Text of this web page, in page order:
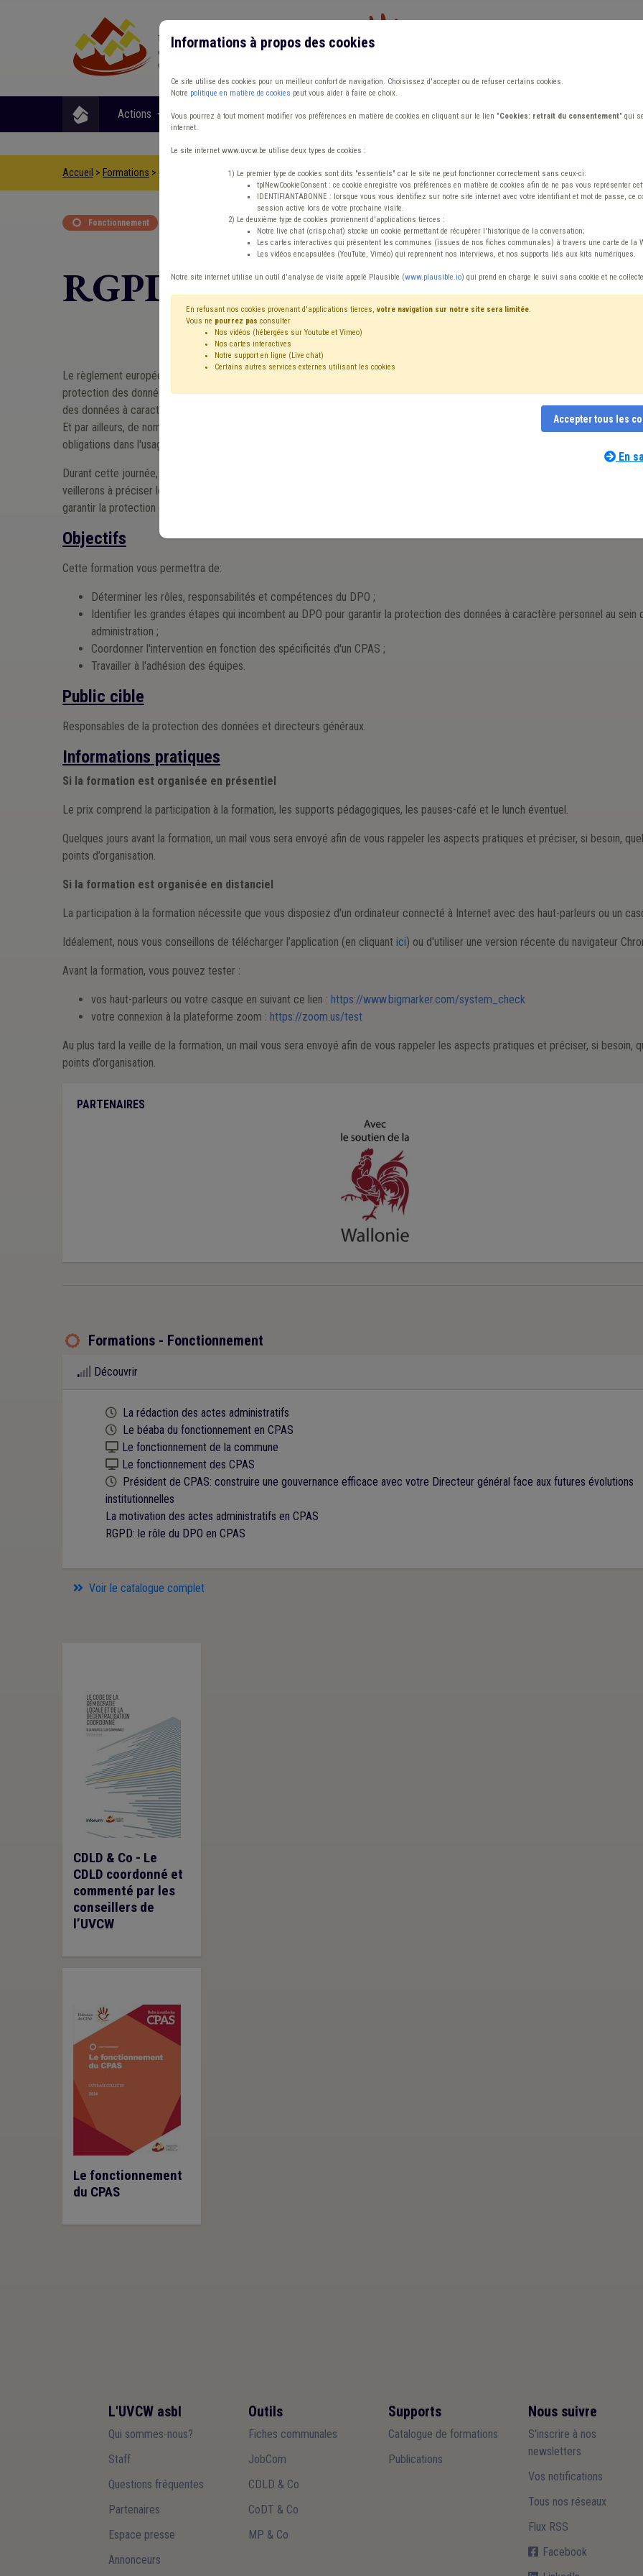
Actions Matières Formations Publications Outils Fiches
Accueil > Formations > Catalogue en ligne > RGPD: le rôle du DPO en CPAS
 Fonctionnement
RGPD: le rôle du DPO en CPAS
Le règlement européen relatif à la protection des données à caractère personnel (RGPD) impose la désignation d’un responsable
protection des données (DPO) à toutes les administrations locales. Ce dernier doit veiller, auprès de chaque service, à ce que la
des données à caractère personnel soit assurée. Cette matière est particulièrement sensible en CPAS eu égard aux missions
Et par ailleurs, de nombreuses procédures sont déjà mises en œuvre dans le cadre des législations sociales (charte de l'assuré
obligations dans l'usage de la BCSS, etc.).
Durant cette journée, nous préciserons en détail les rôles et responsabilités du DPO tels que fixés par le cadre réglementaire.
veillerons à préciser les compétences clés du DPO. Nous déterminerons également les grands chantiers spécifiques du DPO afin
garantir la protection des données à caractère personnel au sein de son administration.
Objectifs
Cette formation vous permettra de:
Déterminer les rôles, responsabilités et compétences du DPO ;
Identifier les grandes étapes qui incombent au DPO pour garantir la protection des données à caractère personnel au sein
administration ;
Coordonner l'intervention en fonction des spécificités d'un CPAS ;
Travailler à l'adhésion des équipes.
Public cible
Responsables de la protection des données et directeurs généraux.
Informations pratiques
Si la formation est organisée en présentiel
Le prix comprend la participation à la formation, les supports pédagogiques, les pauses-café et le lunch éventuel.
Quelques jours avant la formation, un mail vous sera envoyé afin de vous rappeler les aspects pratiques et préciser, si besoin,
points d’organisation.
Si la formation est organisée en distanciel
La participation à la formation nécessite que vous disposiez d'un ordinateur connecté à Internet avec des haut-parleurs ou un
Idéalement, nous vous conseillons de télécharger l’application (en cliquant ici) ou d'utiliser une version récente du navigateur
Avant la formation, vous pouvez tester :
vos haut-parleurs ou votre casque en suivant ce lien : https://www.bigmarker.com/system_check
votre connexion à la plateforme zoom : https://zoom.us/test
Au plus tard la veille de la formation, un mail vous sera envoyé afin de vous rappeler les aspects pratiques et préciser, si besoin,
points d’organisation.
PARTENAIRES
 Formations - Fonctionnement
Découvrir
Cette formation est programmée
La rédaction des actes administratifs
Cette formation est programmée
Le béaba du fonctionnement en CPAS
Kit numérique gratuit
Le fonctionnement de la commune
Kit numérique gratuit
Le fonctionnement des CPAS
Cette formation est programmée
Président de CPAS: construire une gouvernance efficace avec votre Directeur général face aux futures évolutions
institutionnelles
La motivation des actes administratifs en CPAS
RGPD: le rôle du DPO en CPAS
Voir le catalogue complet
CDLD & Co - Le
CDLD coordonné et
commenté par les
conseillers de
l’UVCW
Le fonctionnement
du CPAS
L'UVCW asbl
Qui sommes-nous?
Staff
Questions fréquentes
Partenaires
Espace presse
Annonceurs
Outils
Fiches communales
JobCom
CDLD & Co
CoDT & Co
MP & Co
Supports
Catalogue de formations
Publications
Nous suivre
S'inscrire à nos
newsletters
Vos notifications
Tous nos réseaux
Flux RSS
Facebook
Informations à propos des cookies
Ce site utilise des cookies pour un meilleur confort de navigation. Choisissez d'accepter ou de refuser certains cookies.
Notre politique en matière de cookies peut vous aider à faire ce choix.
Vous pourrez à tout moment modifier vos préférences en matière de cookies en cliquant sur le lien "Cookies: retrait du consentement" qui
internet.
Le site internet www.uvcw.be utilise deux types de cookies :
1) Le premier type de cookies sont dits "essentiels" car le site ne peut fonctionner correctement sans ceux-ci:
tplNewCookieConsent : ce cookie enregistre vos préférences en matière de cookies afin de ne pas vous représenter
IDENTIFIANTABONNE : lorsque vous vous identifiez sur notre site internet avec votre identifiant et mot de passe, ce
session active lors de votre prochaine visite.
2) Le deuxième type de cookies proviennent d'applications tierces :
Notre live chat (crisp.chat) stocke un cookie permettant de récupérer l'historique de la conversation;
Les cartes interactives qui présentent les communes (issues de nos fiches communales) à travers une carte de la
Les vidéos encapsulées (YouTube, Viméo) qui reprennent nos interviews, et nos supports liés aux kits numériques.
Notre site internet utilise un outil d'analyse de visite appelé Plausible (www.plausible.io) qui prend en charge le suivi sans cookie et ne
En refusant nos cookies provenant d'applications tierces, votre navigation sur notre site sera limitée.
Vous ne pourrez pas consulter
Nos vidéos (hébergées sur Youtube et Vimeo)
Nos cartes interactives
Notre support en ligne (Live chat)
Certains autres services externes utilisant les cookies
Accepter tous les
En